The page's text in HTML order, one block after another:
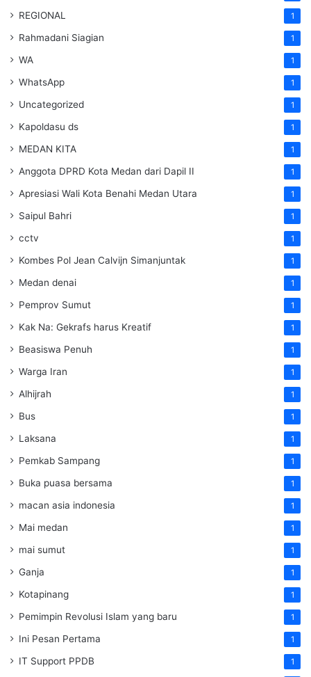
REGIONAL 1
Rahmadani Siagian 1
WA 1
WhatsApp 1
Uncategorized 1
Kapoldasu ds 1
MEDAN KITA 1
Anggota DPRD Kota Medan dari Dapil II 1
Apresiasi Wali Kota Benahi Medan Utara 1
Saipul Bahri 1
cctv 1
Kombes Pol Jean Calvijn Simanjuntak 1
Medan denai 1
Pemprov Sumut 1
Kak Na: Gekrafs harus Kreatif 1
Beasiswa Penuh 1
Warga Iran 1
Alhijrah 1
Bus 1
Laksana 1
Pemkab Sampang 1
Buka puasa bersama 1
macan asia indonesia 1
Mai medan 1
mai sumut 1
Ganja 1
Kotapinang 1
Pemimpin Revolusi Islam yang baru 1
Ini Pesan Pertama 1
IT Support PPDB 1